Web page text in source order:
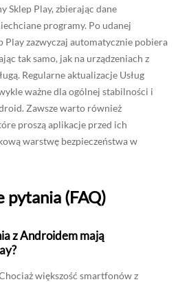
Sklep Play, zbierając dane
programy. Po udanej
Play zazwyczaj automatycznie pobiera
tak samo, jak na urządzeniach z
Regularne aktualizacje Usług
ważne dla ogólnej stabilności i
Zawsze warto również
proszą aplikacje przed ich
warstwę bezpieczeństwa w
pytania (FAQ)
z Androidem mają
większość smartfonów z